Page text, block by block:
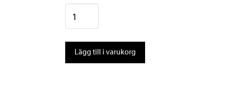
Hamax
Caress
med
pakethållar
Lägg till i varukorg